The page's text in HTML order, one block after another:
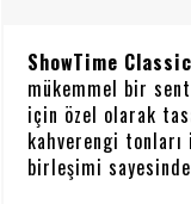
ShowTime
mükemmel bir
için özel olarak
kahverengi
birleşimi